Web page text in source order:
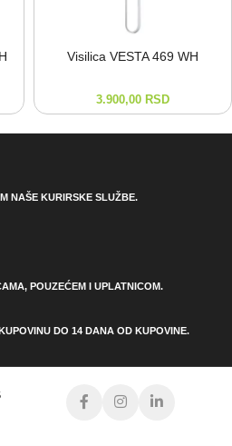
Visilica VESTA 469 WH
3.900,00 RSD
NAŠE KURIRSKE SLUŽBE.
POUZEĆEM I UPLATNICOM.
DO 14 DANA OD KUPOVINE.